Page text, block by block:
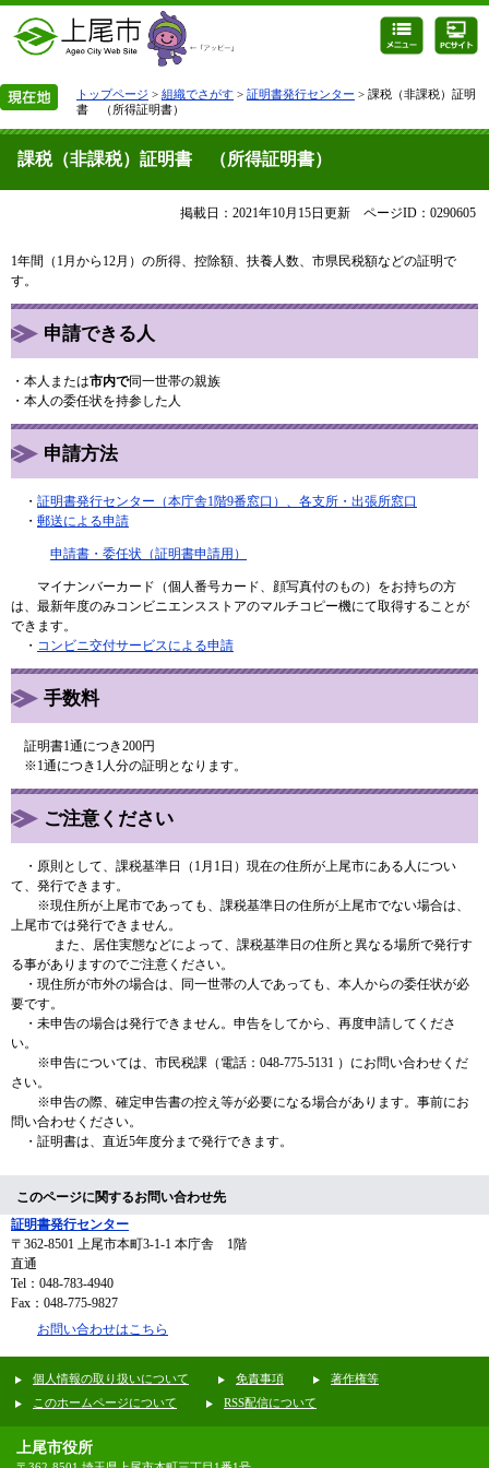
トップページ > 組織でさがす > 証明書発行センター > 課税（非課税）証明
書 （所得証明書）
課税（非課税）証明書 （所得証明書）
掲載日：2021年10月15日更新 ページID：0290605
1年間（1月から12月）の所得、控除額、扶養人数、市県民税額などの証明で
す。
申請できる人
・本人または市内で同一世帯の親族
・本人の委任状を持参した人
申請方法
・ 証明書発行センター（本庁舎1階9番窓口）、各支所・出張所窓口
・ 郵送による申請
申請書・委任状（証明書申請用）
マイナンバーカード（個人番号カード、顔写真付のもの）をお持ちの方
は、最新年度のみコンビニエンスストアのマルチコピー機にて取得することが
できます。
・ コンビニ交付サービスによる申請
手数料
証明書1通につき200円
※1通につき1人分の証明となります。
ご注意ください
・原則として、課税基準日（1月1日）現在の住所が上尾市にある人につい
て、発行できます。
※現住所が上尾市であっても、課税基準日の住所が上尾市でない場合は、
上尾市では発行できません。
また、居住実態などによって、課税基準日の住所と異なる場所で発行す
る事がありますのでご注意ください。
・現住所が市外の場合は、同一世帯の人であっても、本人からの委任状が必
要です。
・未申告の場合は発行できません。申告をしてから、再度申請してくださ
い。
※申告については、市民税課（電話：048-775-5131 ）にお問い合わせくだ
さい。
※申告の際、確定申告書の控え等が必要になる場合があります。事前にお
問い合わせください。
・証明書は、直近5年度分まで発行できます。
このページに関するお問い合わせ先
証明書発行センター
〒362-8501 上尾市本町3-1-1 本庁舎 1階
直通
Tel：048-783-4940
Fax：048-775-9827
お問い合わせはこちら
個人情報の取り扱いについて 免責事項
著作権等
このホームページについて
RSS配信について
上尾市役所